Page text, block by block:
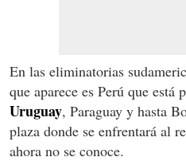
En las eliminatorias
que aparece es Perú que está
Uruguay, Paraguay y hasta
plaza donde se enfrentará al
ahora no se conoce.